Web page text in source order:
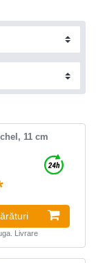
11 cm
Livrare